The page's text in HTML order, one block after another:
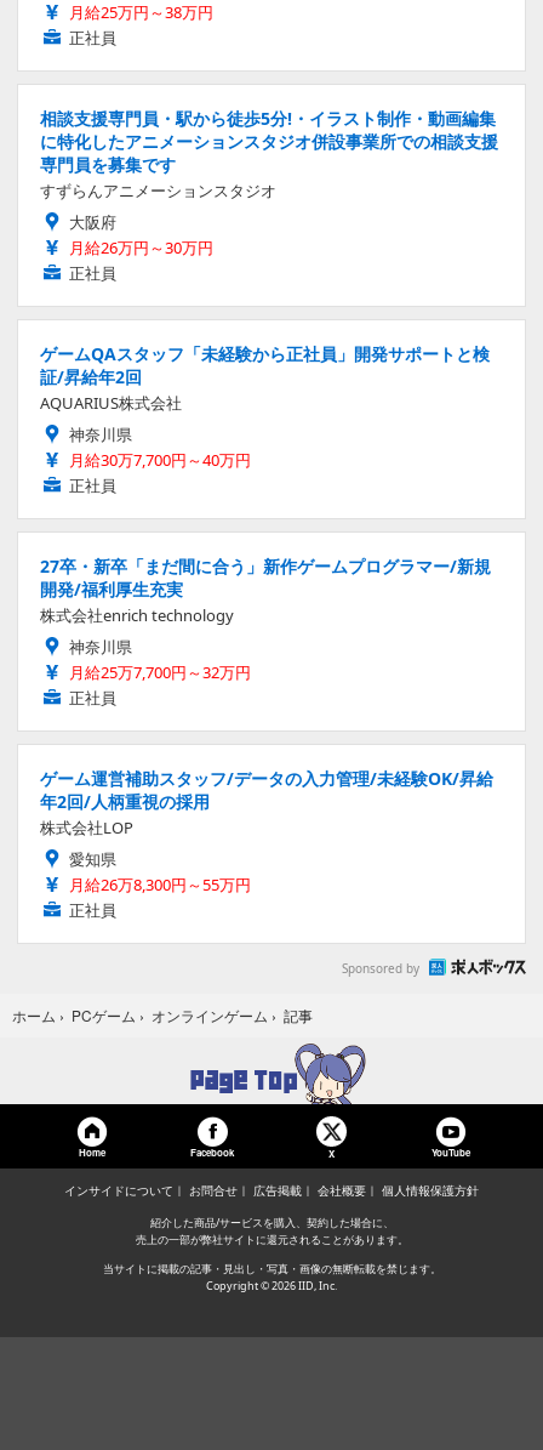
月給25万円～38万円
正社員
相談支援専門員・駅から徒歩5分!・イラスト制作・動画編集
に特化したアニメーションスタジオ併設事業所での相談支援
専門員を募集です
すずらんアニメーションスタジオ
大阪府
月給26万円～30万円
正社員
ゲームQAスタッフ「未経験から正社員」開発サポートと検
証/昇給年2回
AQUARIUS株式会社
神奈川県
月給30万7,700円～40万円
正社員
27卒・新卒「まだ間に合う」新作ゲームプログラマー/新規
開発/福利厚生充実
株式会社enrich technology
神奈川県
月給25万7,700円～32万円
正社員
ゲーム運営補助スタッフ/データの入力管理/未経験OK/昇給
年2回/人柄重視の採用
株式会社LOP
愛知県
月給26万8,300円～55万円
正社員
Sponsored by
ホーム › PCゲーム › オンラインゲーム › 記事
Home Facebook X YouTube
インサイドについて お問合せ 広告掲載 会社概要 個人情報保護方針
紹介した商品/サービスを購入、契約した場合に、
売上の一部が弊社サイトに還元されることがあります。
当サイトに掲載の記事・見出し・写真・画像の無断転載を禁じます。
Copyright © 2026 IID, Inc.